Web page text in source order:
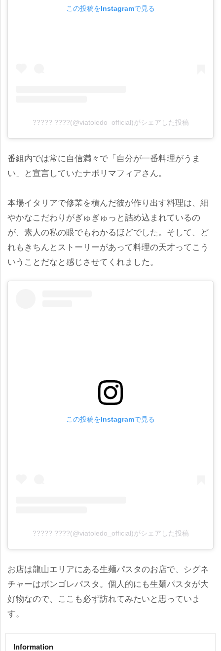
この投稿をInstagramで見る
????? ????(@viatoledo_official)がシェアした投稿
番組内では常に自信満々で「自分が一番料理がうま
い」と宣言していたナポリマフィアさん。
本場イタリアで修業を積んだ彼が作り出す料理は、細
かなこだわりがぎゅぎゅっと詰め込まれているの
が、素人の私の眼でもわかるほどでした。そして、ど
れもきちんとストーリーがあって料理の天才ってこう
いうことだなと感じさせてくれました。
この投稿をInstagramで見る
????? ????(@viatoledo_official)がシェアした投稿
お店は龍山エリアにある生麺パスタのお店で、シグネ
チャーはボンゴレパスタ。個人的にも生麺パスタが大
好物なので、ここも必ず訪れてみたいと思っていま
す。
Information